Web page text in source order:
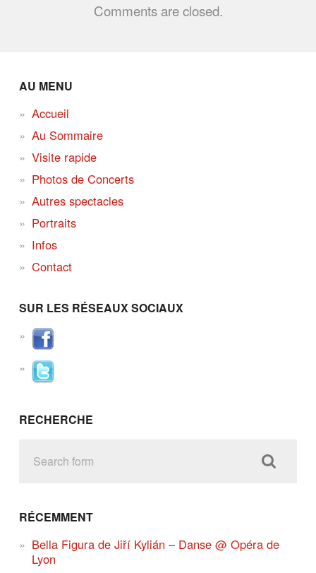
Comments are closed.
AU MENU
Accueil
Au Sommaire
Visite rapide
Photos de Concerts
Autres spectacles
Portraits
Infos
Contact
SUR LES RÉSEAUX SOCIAUX
RECHERCHE
RÉCEMMENT
Bella Figura de Jiří Kylián – Danse @ Opéra de
Lyon